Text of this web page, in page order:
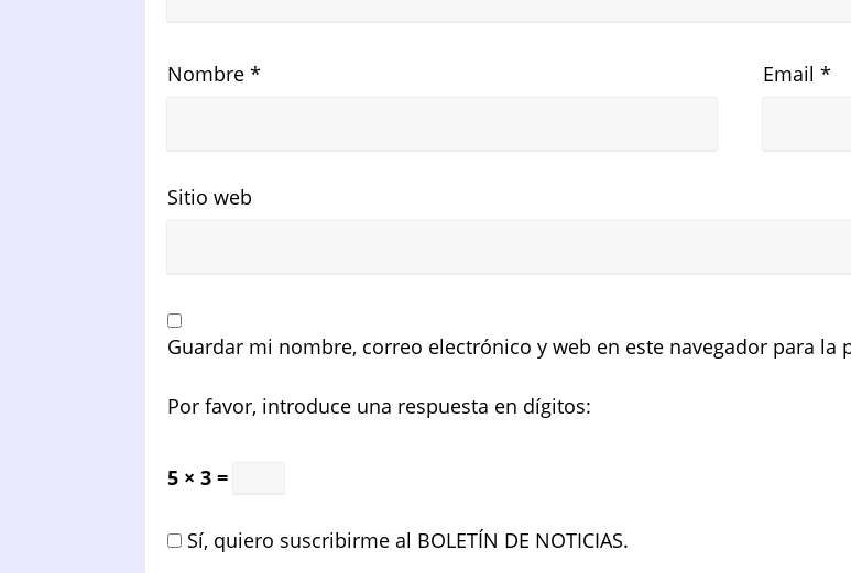
Nombre * Email *
Sitio web
Guardar mi nombre, correo electrónico y web en este navegador para la
Por favor, introduce una respuesta en dígitos:
5 × 3 =
Sí, quiero suscribirme al BOLETÍN DE NOTICIAS.